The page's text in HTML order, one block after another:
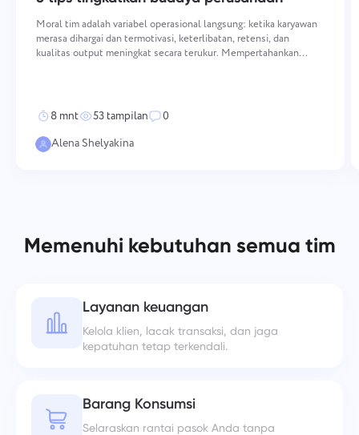
Moral tim adalah variabel operasional langsung: ketika karyawan
merasa dihargai dan termotivasi, keterlibatan, retensi, dan
kualitas output meningkat secara terukur. Mempertahankan
8 mnt 53 tampilan
0
Alena Shelyakina
Memenuhi kebutuhan semua tim
Layanan keuangan
Kelola klien, lacak transaksi, dan jaga
kepatuhan tetap terkendali.
Barang Konsumsi
Selaraskan rantai pasok Anda tanpa